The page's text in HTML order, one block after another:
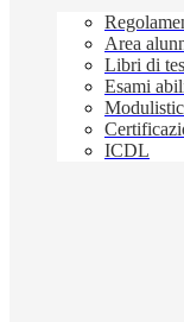
Area
Libri di
Esami
ICDL